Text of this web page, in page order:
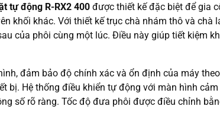
tự động R-RX2 400 được thiết kế đặc biệt để gia
khối khác. Với thiết kế trục chà nhám thô và
của phôi cùng một lúc. Điều này giúp tiết kiệm
đảm bảo độ chính xác và ổn định của máy
bị. Hệ thống điều khiển tự động với màn hình
số rõ ràng. Tốc độ đưa phôi được điều chỉnh